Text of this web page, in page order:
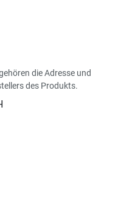
die Adresse und
des Produkts.